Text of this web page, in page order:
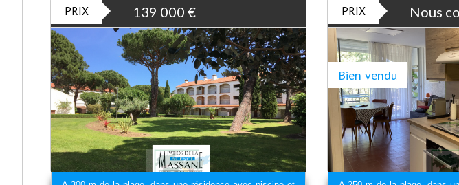
PRIX 139 000 € PRIX Nous
Bien vendu